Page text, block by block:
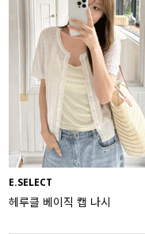
E.SELECT
헤루클 베이직 캡 나시